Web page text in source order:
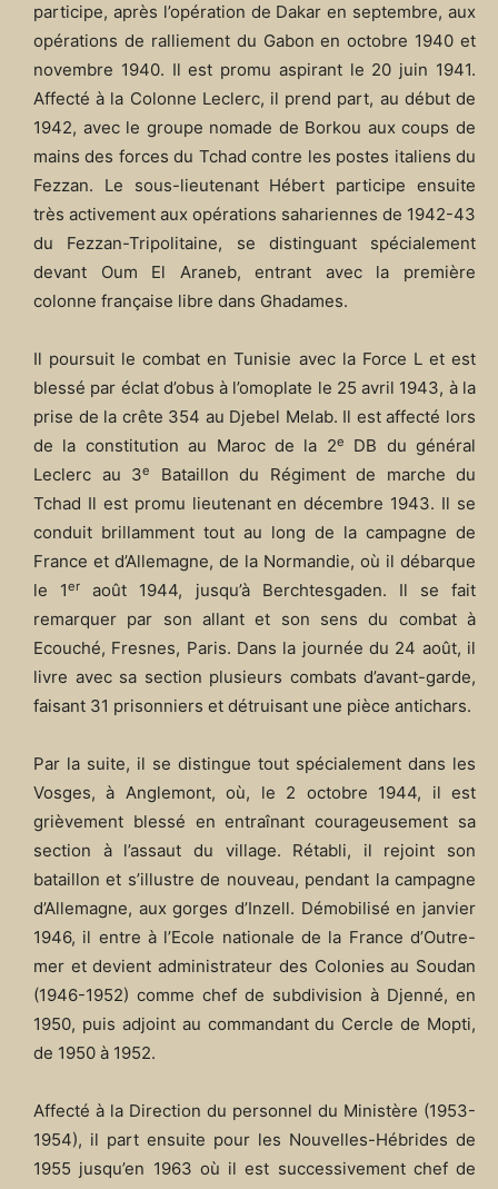
participe, après l’opération de Dakar en septembre, aux
opérations de ralliement du Gabon en octobre 1940 et
novembre 1940. Il est promu aspirant le 20 juin 1941.
Affecté à la Colonne Leclerc, il prend part, au début de
1942, avec le groupe nomade de Borkou aux coups de
mains des forces du Tchad contre les postes italiens du
Fezzan. Le sous-lieutenant Hébert participe ensuite
très activement aux opérations sahariennes de 1942-43
du Fezzan-Tripolitaine, se distinguant spécialement
devant Oum El Araneb, entrant avec la première
colonne française libre dans Ghadames.
Il poursuit le combat en Tunisie avec la Force L et est
blessé par éclat d’obus à l’omoplate le 25 avril 1943, à la
prise de la crête 354 au Djebel Melab. Il est affecté lors
de la constitution au Maroc de la 2e
DB du général
Leclerc au 3e
Bataillon du Régiment de marche du
Tchad Il est promu lieutenant en décembre 1943. Il se
conduit brillamment tout au long de la campagne de
France et d’Allemagne, de la Normandie, où il débarque
le 1er
août 1944, jusqu’à Berchtesgaden. Il se fait
remarquer par son allant et son sens du combat à
Ecouché, Fresnes, Paris. Dans la journée du 24 août, il
livre avec sa section plusieurs combats d’avant-garde,
faisant 31 prisonniers et détruisant une pièce antichars.
Par la suite, il se distingue tout spécialement dans les
Vosges, à Anglemont, où, le 2 octobre 1944, il est
grièvement blessé en entraînant courageusement sa
section à l’assaut du village. Rétabli, il rejoint son
bataillon et s’illustre de nouveau, pendant la campagne
d’Allemagne, aux gorges d’Inzell. Démobilisé en janvier
1946, il entre à l’Ecole nationale de la France d’Outre-
mer et devient administrateur des Colonies au Soudan
(1946-1952) comme chef de subdivision à Djenné, en
1950, puis adjoint au commandant du Cercle de Mopti,
de 1950 à 1952.
Affecté à la Direction du personnel du Ministère (1953-
1954), il part ensuite pour les Nouvelles-Hébrides de
1955 jusqu’en 1963 où il est successivement chef de